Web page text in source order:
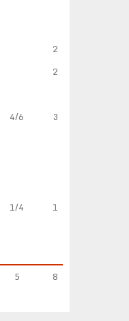
2
2
4/6
3
1/4 1
5 8